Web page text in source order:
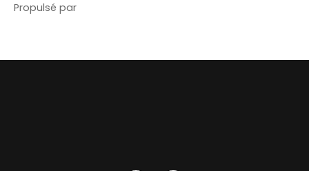
Propulsé par